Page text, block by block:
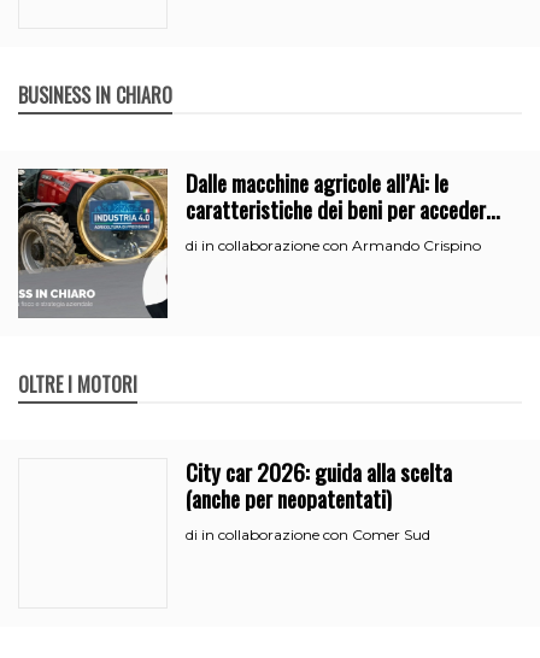
BUSINESS IN CHIARO
Dalle macchine agricole all’Ai: le
caratteristiche dei beni per accedere
all’iperammortamento
di in collaborazione con Armando Crispino
OLTRE I MOTORI
City car 2026: guida alla scelta
(anche per neopatentati)
di in collaborazione con Comer Sud